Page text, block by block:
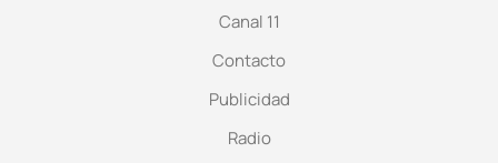
Canal 11
Contacto
Publicidad
Radio